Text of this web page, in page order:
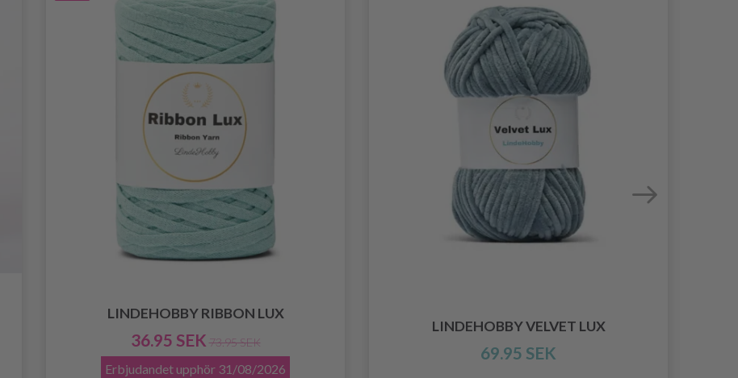
LINDEHOBBY RIBBON LUX
36.95 SEK 73.95 SEK
Erbjudandet upphör 31/08/2026
LINDEHOBBY VELVET LUX
69.95 SEK